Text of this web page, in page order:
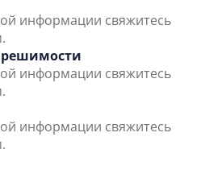
информации свяжитесь
информации свяжитесь
информации свяжитесь